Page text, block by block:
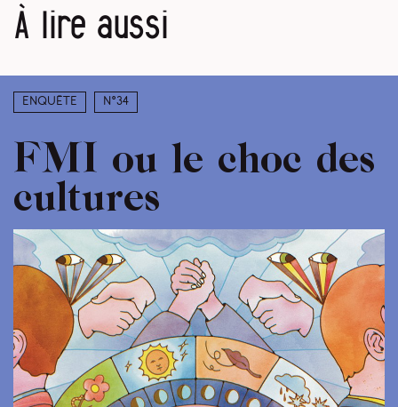
À lire aussi
Enquête N°34
FMI ou le choc des
cultures